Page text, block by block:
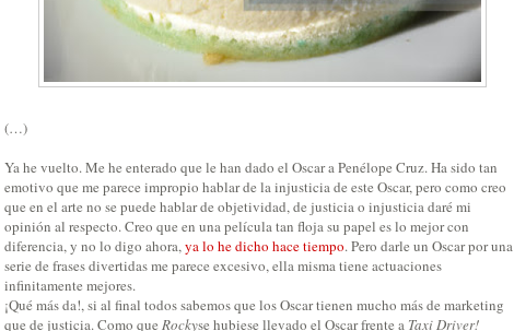
(…)
Ya he vuelto. Me he enterado que le han dado el Oscar a Penélope Cruz. Ha sido tan
emotivo que me parece impropio hablar de la injusticia de este Oscar, pero como creo
que en el arte no se puede hablar de objetividad, de justicia o injusticia daré mi
opinión al respecto. Creo que en una película tan floja su papel es lo mejor con
diferencia, y no lo digo ahora,ya lo he dicho hace tiempo. Pero darle un Oscar por una
serie de frases divertidas me parece excesivo, ella misma tiene actuaciones
infinitamente mejores.
¡Qué más da!, si al final todos sabemos que los Oscar tienen mucho más de marketing
que de justicia. Como que Rockyse hubiese llevado el Oscar frente a Taxi Driver!